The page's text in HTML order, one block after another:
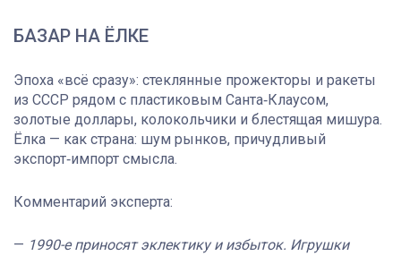
БАЗАР НА ЁЛКЕ
Эпоха «всё сразу»: стеклянные прожекторы и ракеты
из СССР рядом с пластиковым Санта‑Клаусом,
золотые доллары, колокольчики и блестящая мишура.
Ёлка — как страна: шум рынков, причудливый
экспорт‑импорт смысла.
Комментарий эксперта:
— 1990-е приносят эклектику и избыток. Игрушки